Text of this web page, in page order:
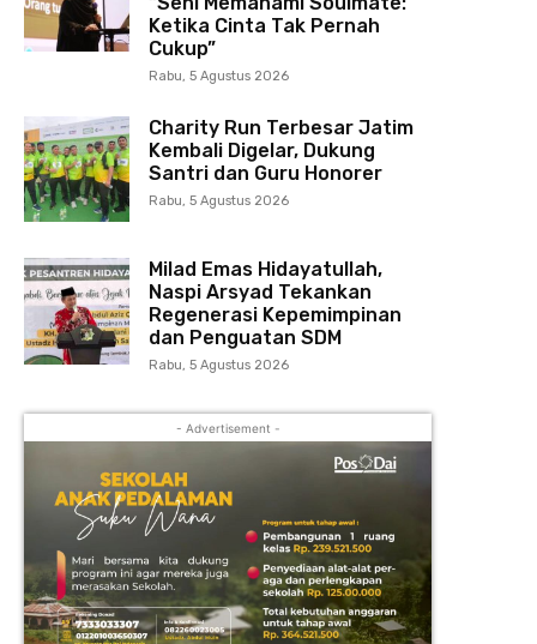
Ketika Cinta Tak Pernah
Cukup”
Rabu, 5 Agustus 2026
Charity Run Terbesar Jatim
Kembali Digelar, Dukung
Santri dan Guru Honorer
Rabu, 5 Agustus 2026
Milad Emas Hidayatullah,
Naspi Arsyad Tekankan
Regenerasi Kepemimpinan
dan Penguatan SDM
Rabu, 5 Agustus 2026
- Advertisement -